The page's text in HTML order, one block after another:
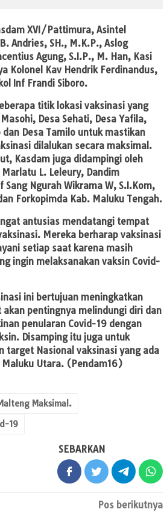
XVI/Pattimura, Asintel
Andries, SH., M.K.P., Aslog
Agung, S.I.P., M. Han, Kasi
Kolonel Kav Hendrik Ferdinandus,
Inf Frandi Siboro.
titik lokasi vaksinasi yang
Desa Sehati, Desa Yafila,
dan Desa Tamilo untuk mastikan
dilalukan secara maksimal.
Kasdam juga didampingi oleh
L. Leleury, Dandim
Ngurah Wikrama W, S.I.Kom,
Forkopimda Kab. Maluku Tengah.
antusias mendatangi tempat
Mereka berharap vaksinasi
setiap saat karena masih
ingin melaksanakan vaksin Covid-
ini bertujuan meningkatkan
akan pentingnya melindungi diri dan
penularan Covid-19 dengan
Disamping itu juga untuk
target Nasional vaksinasi yang ada
Utara. (Pendam16)
Maksimal.
19
SEBARKAN
Pos berikutnya